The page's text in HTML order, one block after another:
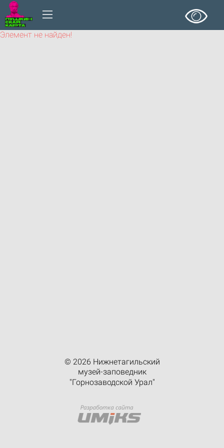
Элемент не найден!
© 2026 Нижнетагильский
музей-заповедник
"Горнозаводской Урал"